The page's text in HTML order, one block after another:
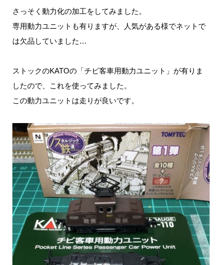
さっそく動力化の加工をしてみました。
専用動力ユニットも有りますが、人気がある様でネットで
は欠品していました…
ストックのKATOの「チビ客車用動力ユニット」が有りま
したので、これを使ってみました。
この動力ユニットは走りが良いです。